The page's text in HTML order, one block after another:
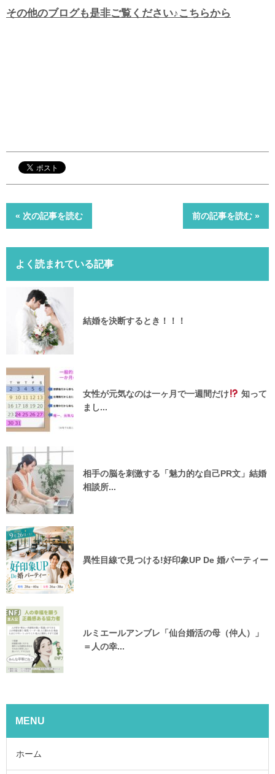
その他のブログも是非ご覧ください♪こちらから
« 次の記事を読む 前の記事を読む »
よく読まれている記事
結婚を決断するとき！！！
女性が元気なのは一ヶ月で一週間だけ
知って
まし...
相手の脳を刺激する「魅力的な自己PR文」結婚
相談所...
異性目線で見つける!好印象UP De 婚パーティー
ルミエールアンブレ「仙台婚活の母（仲人）」
＝人の幸...
MENU
ホーム